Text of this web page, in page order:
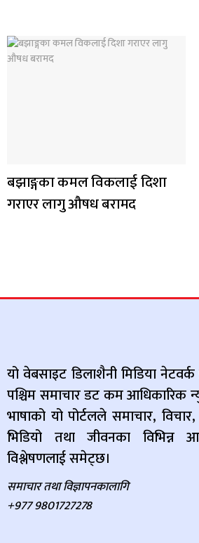
बझाङ्गका कमल विकलाई दिशा
गराएर लागु औषध बरामद
यो वेबसाइट डिलाशैनी मिडिया नेटवर्क
पश्चिम समाचार डट कम आधिकारिक
भाषाको यो पोर्टलले समाचार,
भिडियो तथा जीवनका विभिन्न
विश्लेषणलाई समेट्छ।
समाचार तथा विज्ञापनकालागि
+977 9801727278